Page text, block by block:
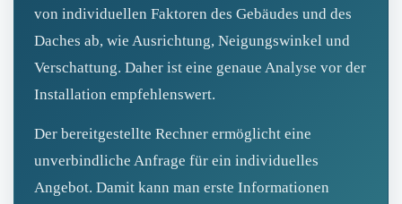
von individuellen Faktoren des Gebäudes und des
Daches ab, wie Ausrichtung, Neigungswinkel und
Verschattung. Daher ist eine genaue Analyse vor der
Installation empfehlenswert.
Der bereitgestellte Rechner ermöglicht eine
unverbindliche Anfrage für ein individuelles
Angebot. Damit kann man erste Informationen